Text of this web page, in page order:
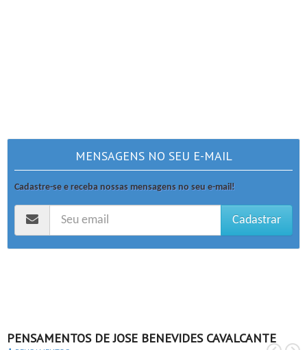
MENSAGENS NO SEU E-MAIL
Cadastre-se e receba nossas mensagens no seu e-mail!
Cadastrar
PENSAMENTOS DE JOSE BENEVIDES CAVALCANTE